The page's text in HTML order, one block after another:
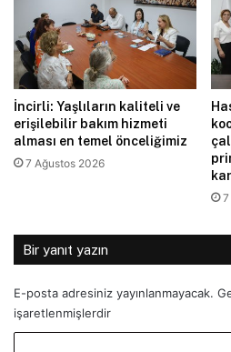
İncirli: Yaşlıların kaliteli ve
erişilebilir bakım hizmeti
alması en temel önceliğimiz
7 Ağustos 2026
Bir yanıt yazın
E-posta adresiniz yayınlanmayacak.
işaretlenmişlerdir